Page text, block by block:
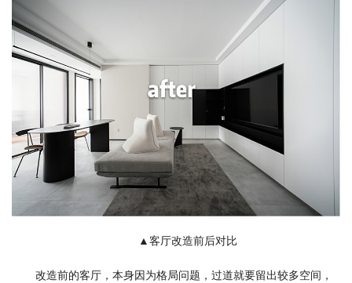
▲客厅改造前后对比
改造前的客厅，本身因为格局问题，过道就要留出较多空间，